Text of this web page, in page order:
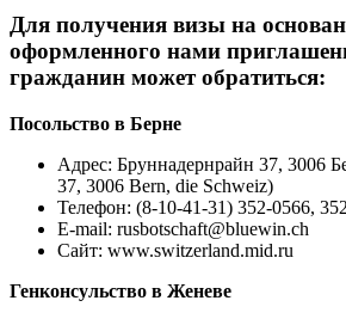
Для получения визы на
оформленного нами
гражданин может обратиться:
Посольство в Берне
Адрес: Бруннадернрайн 37, 3006
37, 3006 Bern, die Schweiz)
Телефон: (8-10-41-31) 352-0566,
E-mail: rusbotschaft@bluewin.ch
Сайт: www.switzerland.mid.ru
Генконсульство в Женеве